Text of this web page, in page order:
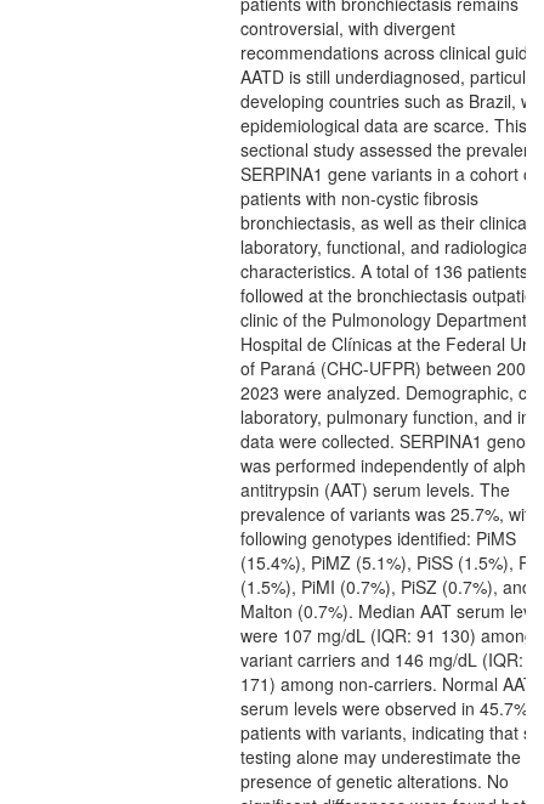
controversial, with divergent
recommendations across clinical
AATD is still underdiagnosed,
developing countries such as Brazil,
epidemiological data are scarce. This
sectional study assessed the
SERPINA1 gene variants in a cohort of
patients with non-cystic fibrosis
bronchiectasis, as well as their clinical,
laboratory, functional, and radiological
characteristics. A total of 136 patients
followed at the bronchiectasis
clinic of the Pulmonology Department
Hospital de Clínicas at the Federal
of Paraná (CHC-UFPR) between 2005
2023 were analyzed. Demographic,
laboratory, pulmonary function, and
data were collected. SERPINA1
was performed independently of
antitrypsin (AAT) serum levels. The
prevalence of variants was 25.7%, with
following genotypes identified: PiMS
(15.4%), PiMZ (5.1%), PiSS (1.5%),
(1.5%), PiMI (0.7%), PiSZ (0.7%), and
Malton (0.7%). Median AAT serum
were 107 mg/dL (IQR: 91 130) among
variant carriers and 146 mg/dL (IQR:
171) among non-carriers. Normal AAT
serum levels were observed in 45.7%
patients with variants, indicating that
testing alone may underestimate the
presence of genetic alterations. No